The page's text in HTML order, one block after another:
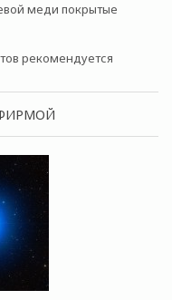
меди покрытые
рекомендуется